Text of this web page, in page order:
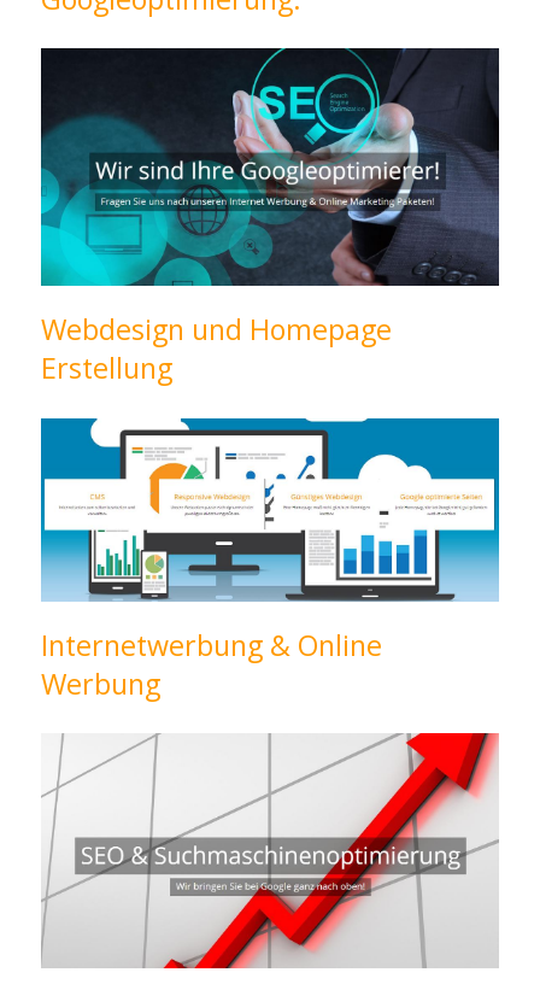
Webdesign und Homepage
Erstellung
Internetwerbung & Online
Werbung